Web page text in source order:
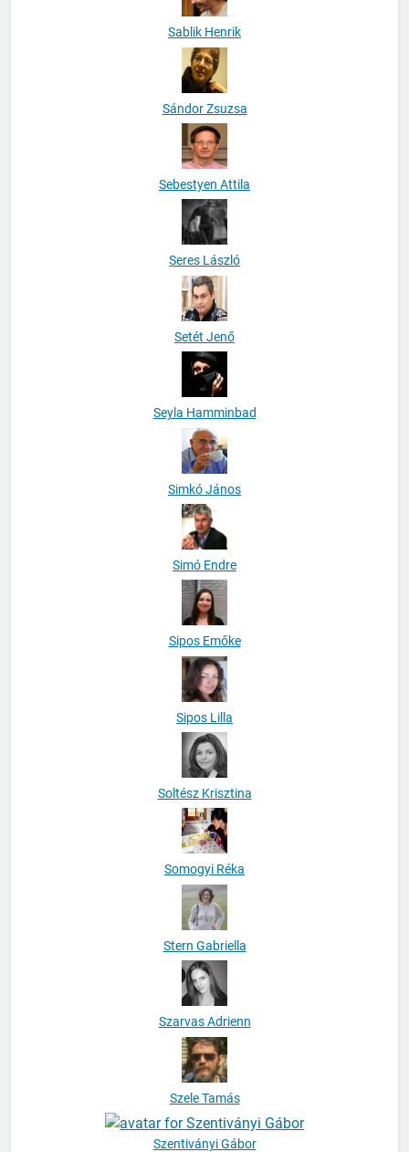
Sablik Henrik
Sándor Zsuzsa
Sebestyen Attila
Seres László
Setét Jenő
Seyla Hamminbad
Simkó János
Simó Endre
Sipos Emőke
Sipos Lilla
Soltész Krisztina
Somogyi Réka
Stern Gabriella
Szarvas Adrienn
Szele Tamás
Szentiványi Gábor